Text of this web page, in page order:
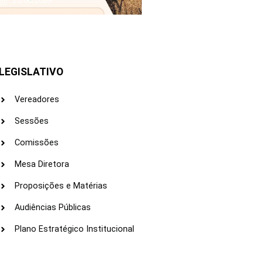
LEGISLATIVO
Vereadores
Sessões
Comissões
Mesa Diretora
Proposições e Matérias
Audiências Públicas
Plano Estratégico Institucional